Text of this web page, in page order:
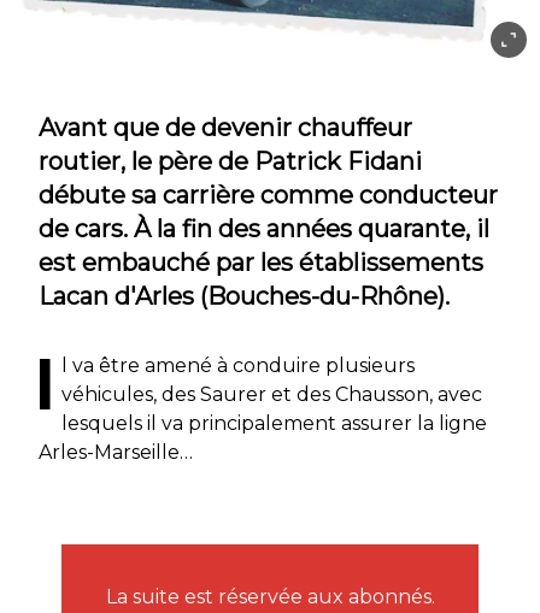
Avant que de devenir chauffeur
routier, le père de Patrick Fidani
débute sa carrière comme conducteur
de cars. À la fin des années quarante, il
est embauché par les établissements
Lacan d'Arles (Bouches-du-Rhône).
I
l va être amené à conduire plusieurs
véhicules, des Saurer et des Chausson, avec
lesquels il va principalement assurer la ligne
Arles-Marseille…
La suite est réservée aux abonnés.